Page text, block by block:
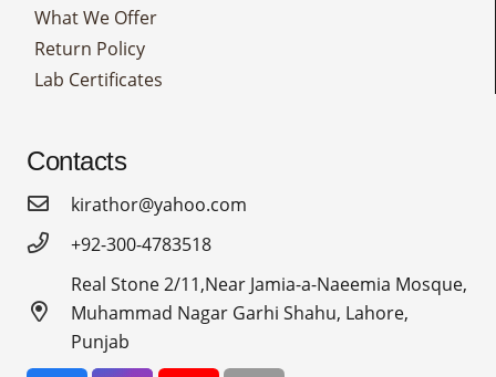
What We Offer
Return Policy
Lab Certificates
Contacts
kirathor@yahoo.com
+92-300-4783518
Real Stone 2/11,Near Jamia-a-Naeemia Mosque,
Muhammad Nagar Garhi Shahu, Lahore,
Punjab